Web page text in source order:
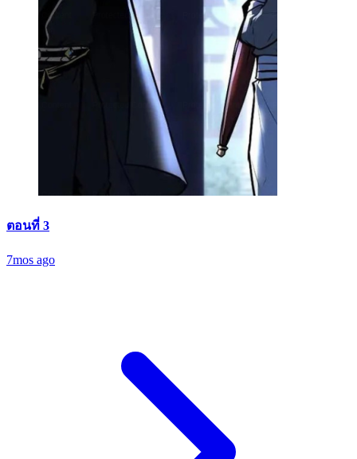
ตอนที่ 3
7mos ago